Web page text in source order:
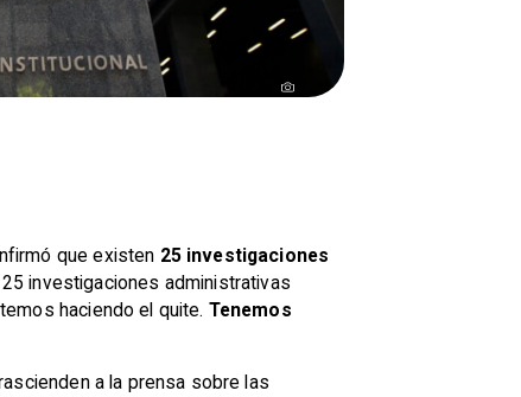
que existen 25 investigaciones
investigaciones administrativas
haciendo el quite. Tenemos
a la prensa sobre las